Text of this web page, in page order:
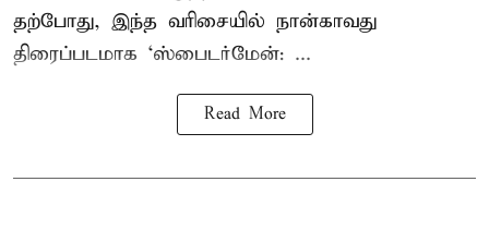
தற்போது, இந்த வரிசையில் நான்காவது
திரைப்படமாக ‘ஸ்பைடர்மேன்: ...
Read More